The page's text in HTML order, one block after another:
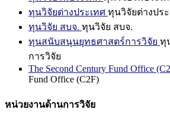
ทุนวิจัยต่างประเทศ ทุนวิจัยต่างปร
ทุนวิจัย สบจ. ทุนวิจัย สบจ.
ทุนสนับสนุนยุทธศาสตร์การวิจัย ทุ
การวิจัย
The Second Century Fund Office
Fund Office (C2F)
หน่วยงานด้านการวิจัย